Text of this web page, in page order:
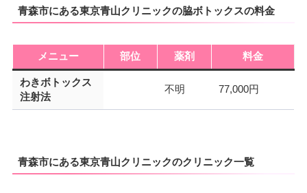
青森市にある東京青山クリニックの脇ボトックスの料金
メニュー 部位 薬剤 料金
わきボトックス
注射法
不明 77,000円
青森市にある東京青山クリニックのクリニック一覧